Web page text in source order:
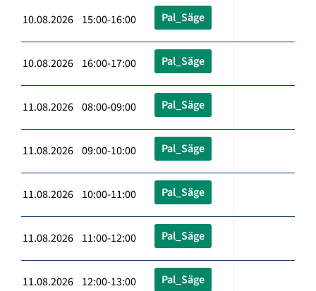
10.08.2026 15:00-16:00 Pal_Säge
10.08.2026 16:00-17:00 Pal_Säge
11.08.2026 08:00-09:00 Pal_Säge
11.08.2026 09:00-10:00 Pal_Säge
11.08.2026 10:00-11:00 Pal_Säge
11.08.2026 11:00-12:00 Pal_Säge
11.08.2026 12:00-13:00 Pal_Säge